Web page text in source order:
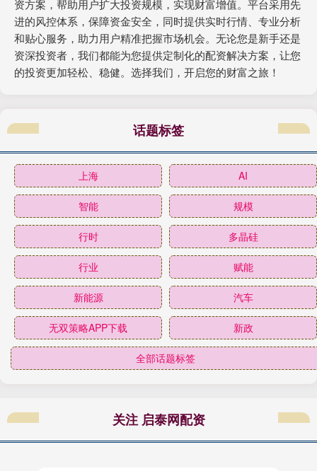
资方案，帮助用户扩大投资规模，实现财富增值。平台采用先
进的风控体系，保障资金安全，同时提供实时行情、专业分析
和贴心服务，助力用户精准把握市场机会。无论您是新手还是
资深投资者，我们都能为您提供定制化的配资解决方案，让您
的投资更加轻松、稳健。选择我们，开启您的财富之旅！
话题标签
上海 AI
智能 规模
行时 多晶硅
行业 赋能
新能源 汽车
无双策略APP下载 新政
全部话题标签
关注 启泰网配资